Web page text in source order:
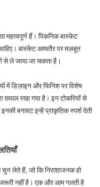
महत्वपूर्ण हैं। पिकनिक बास्केट
चाहिए। बास्केट आमतौर पर मज़बूत
से ले जाया जा सकता है।
में डिज़ाइन और फिनिश पर विशेष
ख्याल रखा गया है। इन टोकरियों से
बनावट इन्हें प्राकृतिक स्पर्श देती
लेते हैं, जो कि निराशाजनक हो
जरूरी नहीं है। एक और आम गलती है